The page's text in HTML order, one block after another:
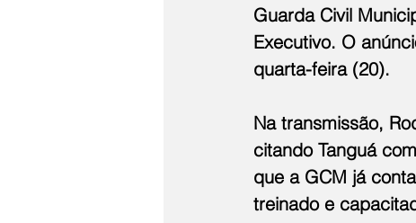
Guarda Civil
Executivo. O
quarta-feira (20).
Na transmissão,
citando Tanguá
que a GCM já
treinado e